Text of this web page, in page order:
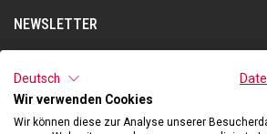
NEWSLETTER
Ich habe die Datenschutzerklärung gelesen
Newsletter-Empfangs durch Qooder
Deutsch
Wir verwenden Cookies
Wir können diese zur Analyse unserer